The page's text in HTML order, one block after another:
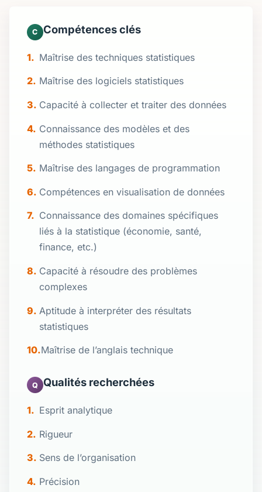
C Compétences clés
Maîtrise des techniques statistiques
Maîtrise des logiciels statistiques
Capacité à collecter et traiter des données
Connaissance des modèles et des
méthodes statistiques
Maîtrise des langages de programmation
Compétences en visualisation de données
Connaissance des domaines spécifiques
liés à la statistique (économie, santé,
finance, etc.)
Capacité à résoudre des problèmes
complexes
Aptitude à interpréter des résultats
statistiques
Maîtrise de l’anglais technique
Q Qualités recherchées
Esprit analytique
Rigueur
Sens de l’organisation
Précision